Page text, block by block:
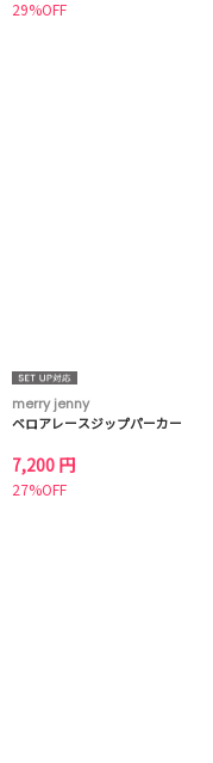
29%OFF
merry jenny
ベロアレースジップパーカー
7,200 円
27%OFF